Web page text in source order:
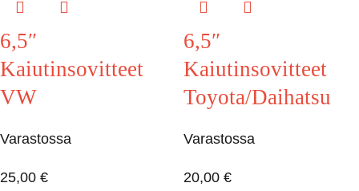
6,5″
Kaiutinsovitteet
VW
Varastossa
25,00 €
6,5″
Kaiutinsovitteet
Toyota/Daihatsu
Varastossa
20,00 €